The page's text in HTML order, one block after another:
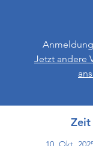
Jetzt andere